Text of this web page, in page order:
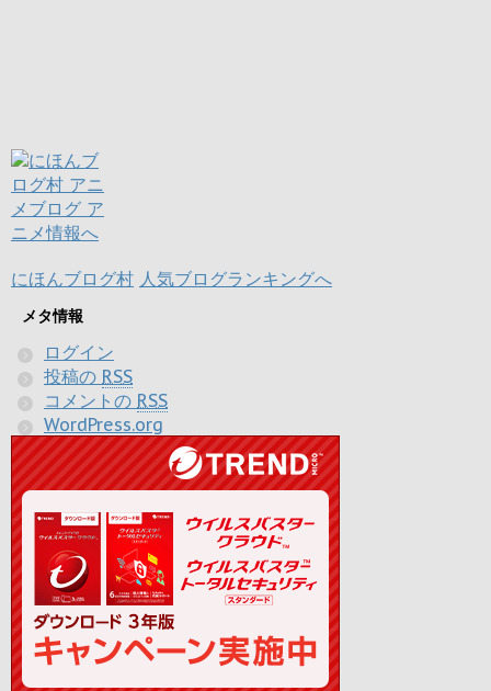
にほんブログ村 人気ブログランキングへ
メタ情報
ログイン
投稿の RSS
コメントの RSS
WordPress.org